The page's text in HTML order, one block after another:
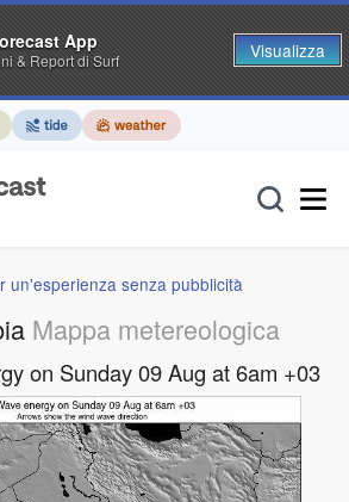
un'esperienza senza pubblicità
Mappa metereologica
on Sunday 09 Aug at 6am +03
App
& Report di Surf Visualizza